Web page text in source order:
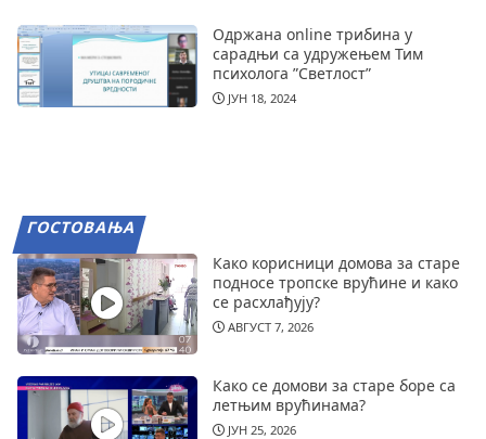
Одржана online трибина у
сарадњи са удружењем Тим
психолога ”Светлост”
ЈУН 18, 2024
ГОСТОВАЊА
Како корисници домова за старе
подносе тропске врућине и како
се расхлађују?
АВГУСТ 7, 2026
Како се домови за старе боре са
летњим врућинама?
ЈУН 25, 2026